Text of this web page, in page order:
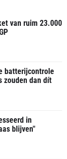
van ruim 23.000
batterijcontrole
zouden dan dít
in
blijven"